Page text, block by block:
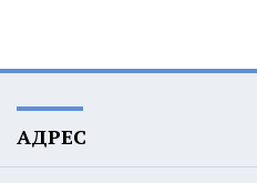
АДРЕС